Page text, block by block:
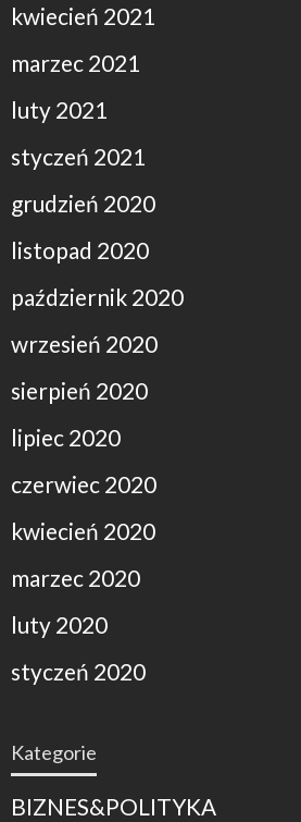
kwiecień 2021
marzec 2021
luty 2021
styczeń 2021
grudzień 2020
listopad 2020
październik 2020
wrzesień 2020
sierpień 2020
lipiec 2020
czerwiec 2020
kwiecień 2020
marzec 2020
luty 2020
styczeń 2020
Kategorie
BIZNES&POLITYKA